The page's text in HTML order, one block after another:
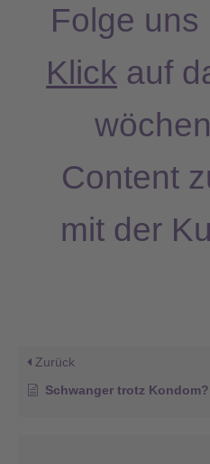
Folge uns
Klick auf
Content
mit der
Zurück
Schwanger trotz